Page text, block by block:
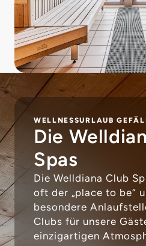
WELLNESSURLAUB
Die
Spas
Die Welldiana Club
oft der „place to be“
besondere
Clubs für unsere
einzigartigen